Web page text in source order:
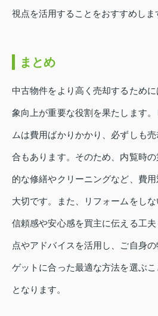
視点を活用することをおすすめしま
まとめ
中古物件をより高く売却するため
象向上が重要な役割を果たします
ムは費用ばかりかかり、必ずしも
合もあります。そのため、内覧時
的な修繕やクリーニングなど、費
大切です。また、リフォームをし
信頼感や安心感を買主に伝える工
点やアドバイスを活用し、ご自身
ゲットに合った最適な方法を選ぶ
となります。